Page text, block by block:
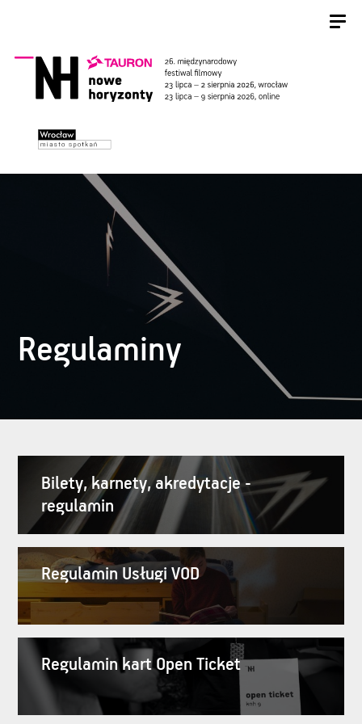
Regulaminy
Bilety, karnety, akredytacje -
regulamin
Regulamin Usługi VOD
Regulamin kart Open Ticket